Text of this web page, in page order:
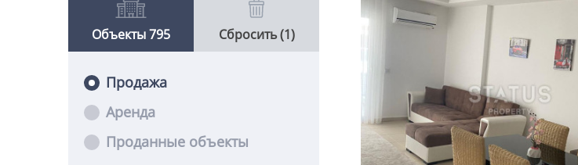
Объекты795 Сбросить (1)
Продажа
Аренда
Проданные объекты